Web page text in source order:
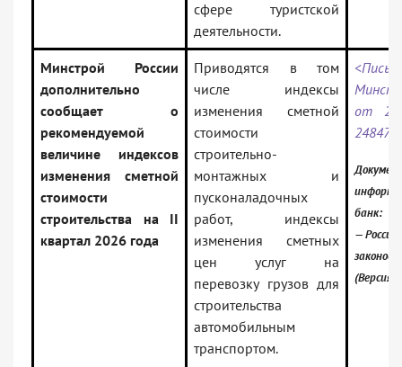
сфере туристской
деятельности.
Минстрой России
дополнительно
сообщает о
рекомендуемой
величине индексов
изменения сметной
стоимости
строительства на II
квартал 2026 года
Приводятся в том
числе индексы
изменения сметной
стоимости
строительно-
монтажных и
пусконаладочных
работ, индексы
изменения сметных
цен услуг на
перевозку грузов для
строительства
автомобильным
транспортом.
от
24847-
банк:
—
(Версия